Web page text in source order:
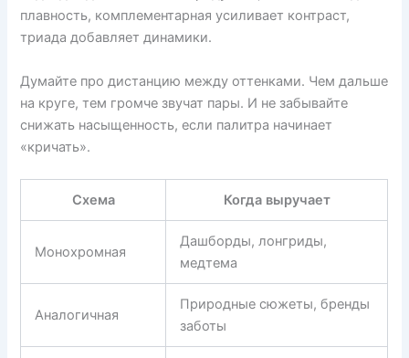
плавность, комплементарная усиливает контраст,
триада добавляет динамики.
Думайте про дистанцию между оттенками. Чем дальше
на круге, тем громче звучат пары. И не забывайте
снижать насыщенность, если палитра начинает
«кричать».
Схема Когда выручает
Монохромная
Дашборды, лонгриды,
медтема
Аналогичная
Природные сюжеты, бренды
заботы